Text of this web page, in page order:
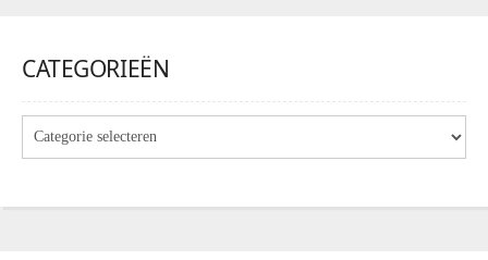
CATEGORIEËN